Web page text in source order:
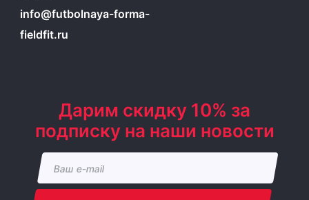
info@futbolnaya-forma-
fieldfit.ru
Дарим скидку 10% за
подписку на наши новости